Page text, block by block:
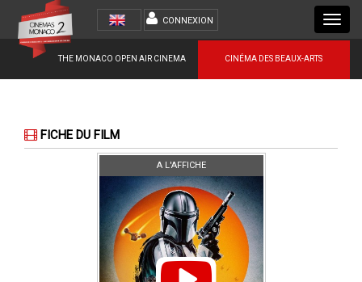
CINÉMA DES BEAUX-ARTS
THE MONACO OPEN AIR CINEMA
CONNEXION
FICHE DU FILM
A L'AFFICHE